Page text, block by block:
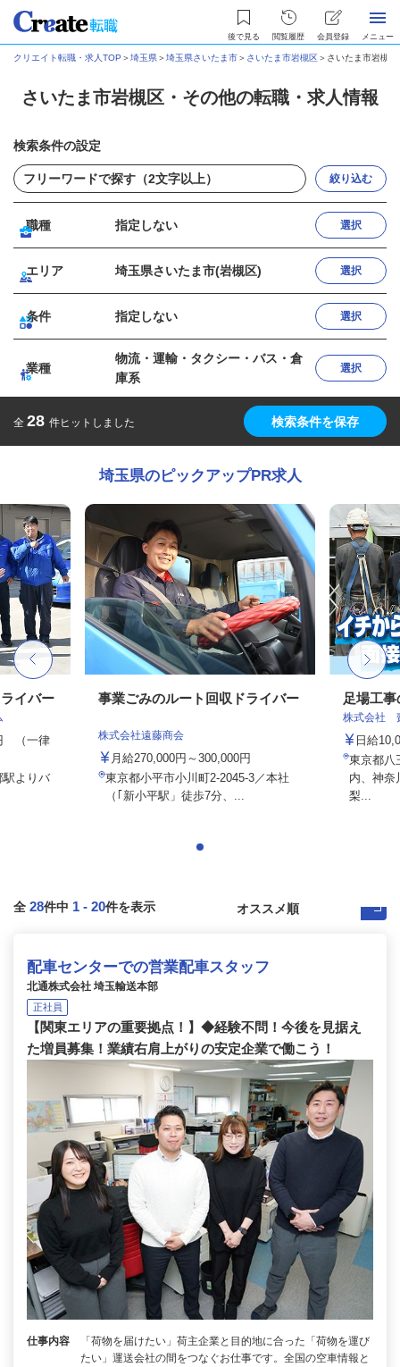
後で見る 閲覧履歴 会員登録 メニュー
クリエイト転職・求人TOP ＞埼玉県＞埼玉県さいたま市＞ さいたま市岩槻区＞ さいたま市岩槻
さいたま市岩槻区・その他の転職・求人情報
検索条件の設定
絞り込む
職種 指定しない 選択
エリア 埼玉県さいたま市(岩槻区) 選択
条件 指定しない 選択
業種
物流・運輸・タクシー・バス・倉
庫系
選択
全 28 件ヒットしました 検索条件を保存
埼玉県のピックアップPR求人
イバー
（一律
駅よりバ
事業ごみのルート回収ドライバー
株式会社遠藤商会
月給270,000円～300,000円
東京都小平市小川町2-2045-3／本社
（｢新小平駅」徒歩7分、...
足場工
株式会社
日給
東京都八
内、神奈
梨...
全 28件中 1 - 20件を表示
配車センターでの営業配車スタッフ
北通株式会社 埼玉輸送本部
正社員
【関東エリアの重要拠点！】◆経験不問！今後を見据え
た増員募集！業績右肩上がりの安定企業で働こう！
仕事内容
「荷物を届けたい」荷主企業と目的地に合った「荷物を運び
たい」運送会社の間をつなぐお仕事です。全国の空車情報と